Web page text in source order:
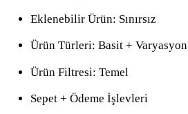
Eklenebilir Ürün: Sınırsız
Ürün Türleri: Basit + Varyasyon
Ürün Filtresi: Temel
Sepet + Ödeme İşlevleri